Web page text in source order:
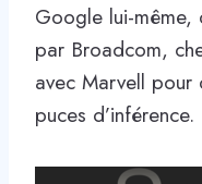
Google lui-même,
par Broadcom,
avec Marvell pour
puces d’inférence.